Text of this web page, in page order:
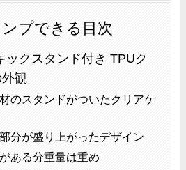
プできる目次
ックスタンド付き TPUク
外観
のスタンドがついたクリアケ
分が盛り上がったデザイン
ある分重量は重め